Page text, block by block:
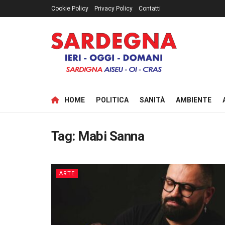
Cookie Policy Privacy Policy Contatti
HOME POLITICA SANITÀ AMBIENTE
Tag: Mabi Sanna
ARTE